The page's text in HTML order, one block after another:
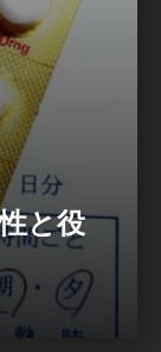
と役